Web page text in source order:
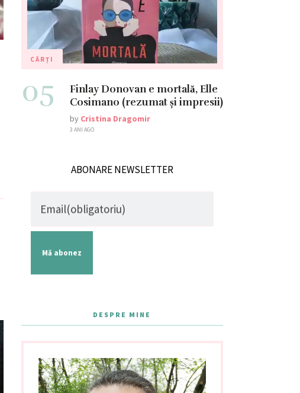
CĂRȚI
05
Finlay Donovan e mortală, Elle
Cosimano (rezumat și impresii)
by Cristina Dragomir
3 ANI AGO
ABONARE NEWSLETTER
Email(obligatoriu)
Mă abonez
DESPRE MINE